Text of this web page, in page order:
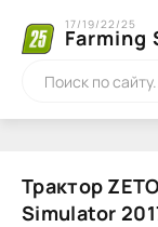
Farming
17/19/22/25
Трактор
Simulator